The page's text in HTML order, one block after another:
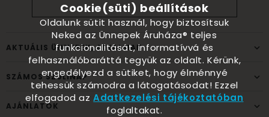
AKTUÁLIS ÜNNEPEK, ALKALMAK
SZÁMOS SZÜLINAP
AJÁNLATOK
Cookie(süti) beállítások
Oldalunk sütit használ, hogy biztosítsuk
Neked az Ünnepek Áruháza® teljes
funkcionalitását, informatívvá és
felhasználóbaráttá tegyük az oldalt. Kérünk,
engedélyezd a sütiket, hogy élménnyé
tehessük számodra a látogatásodat! Ezzel
elfogadod azAdatkezelési tájékoztatóban
foglaltakat.